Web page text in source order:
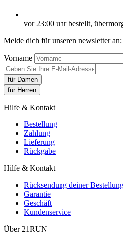
vor 23:00 uhr bestellt,
Melde dich für unseren newsletter an:
Vorname
für Damen
für Herren
Hilfe & Kontakt
Bestellung
Zahlung
Lieferung
Rückgabe
Hilfe & Kontakt
Rücksendung deiner Bestellung
Garantie
Geschäft
Kundenservice
Über 21RUN